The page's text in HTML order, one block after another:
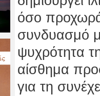
όσο
συνδυασμό
ψυχρότητα
αίσθημα
για τη